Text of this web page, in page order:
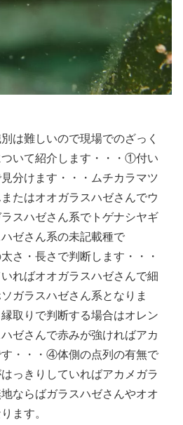
は難しいので現場でのざっく
ついて紹介します・・・①付い
分けます・・・ムチカラマツ
たはオオガラスハゼさんでウ
スハゼさん系でトゲナシヤギ
ゼさん系の未記載種で
さ・長さで判断します・・・
ればオオガラスハゼさんで細
ガラスハゼさん系となりま
取りで判断する場合はオレン
ゼさんで赤みが強ければアカ
す・・・④体側の点列の有無で
っきりしていればアカメガラ
ならばガラスハゼさんやオオ
ます。